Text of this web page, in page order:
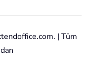
| Tüm